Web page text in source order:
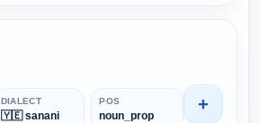
DIALECT
🇾🇪 sanani
POS
noun_prop
+